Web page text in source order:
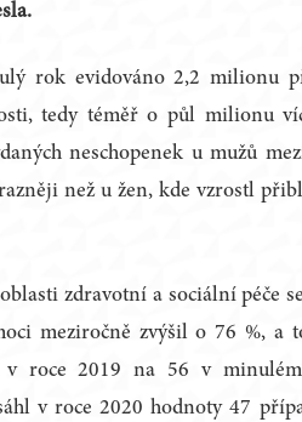
rok evidováno 2,2 milionu
tedy téměř o půl milionu
neschopenek u mužů
než u žen, kde vzrostl
zdravotní a sociální péče
meziročně zvýšil o 76 %, a
v roce 2019 na 56 v
v roce 2020 hodnoty 47